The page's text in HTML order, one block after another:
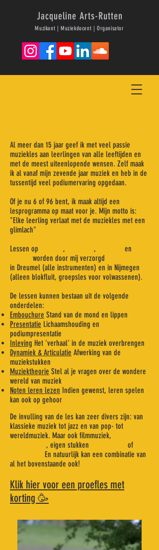
Jacqueline Arts-Rutten
Muzikant | Muziekdocent | Organisator
Al meer dan 15 jaar geef ik met veel passie
muziekles aan leerlingen van alle leeftijden en
met de meest uiteenlopende wensen. Zelf maak
ik al vanaf mijn zevende jaar muziek en heb in de
tussentijd veel podiumervaring opgedaan.
Of je nu 6 of 96 bent, ik maak altijd een
lesprogramma op maat voor je. Mijn motto is:
"Elke leerling verlaat met de muziekles met een
glimlach"
Lessen op
, ,
en
worden door mij verzorgd
in Dreumel (alle instrumenten) en in Nijmegen
(alleen blokfluit, groepsles voor volwassenen).
De lessen kunnen bestaan uit de volgende
onderdelen:
Embouchure Stand van de mond en lippen
Presentatie Lichaamshouding en
podiumpresentatie
Inleving Het 'verhaal’ in de muziek overbrengen
Dynamiek & Articulatie Afwerking van de
muziekstukken
Muziektheorie Stel al je vragen over de wondere
wereld van muziek
Noten leren lezen Indien gewenst, leren spelen
kan ook op gehoor
De invulling van de les kan zeer divers zijn: van
klassieke muziek tot jazz en van pop- tot
wereldmuziek. Maar ook filmmuziek,
, eigen stukken
of
En natuurlijk kan een combinatie van
al het bovenstaande ook!
Klik hier voor een proefles met
korting 🥳